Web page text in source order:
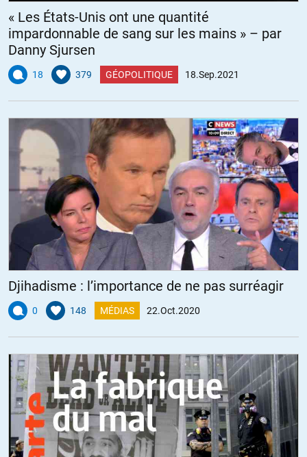
« Les États-Unis ont une quantité
impardonnable de sang sur les mains » – par
Danny Sjursen
18 379 GÉOPOLITIQUE 18.Sep.2021
Djihadisme : l’importance de ne pas surréagir
0 148 MÉDIAS 22.Oct.2020